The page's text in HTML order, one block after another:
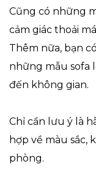
Cũng có những
cảm giác thoải
Thêm nữa, bạn
những mẫu sofa
đến không gian.
Chỉ cần lưu ý là
hợp về màu sắc,
phòng.